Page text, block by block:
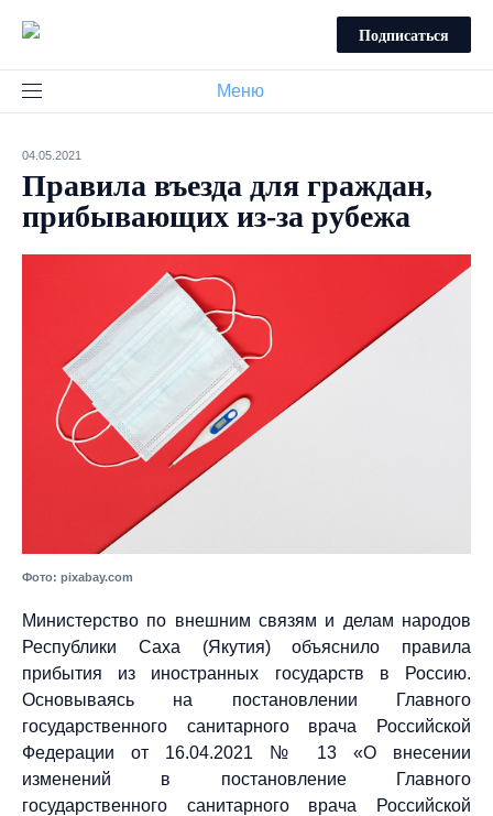
Подписаться
Меню
04.05.2021
Правила въезда для граждан,
прибывающих из-за рубежа
Фото: pixabay.com
Министерство по внешним связям и делам народов
Республики Саха (Якутия) объяснило правила
прибытия из иностранных государств в Россию.
Основываясь на постановлении Главного
государственного санитарного врача Российской
Федерации от 16.04.2021 № 13 «О внесении
изменений в постановление Главного
государственного санитарного врача Российской